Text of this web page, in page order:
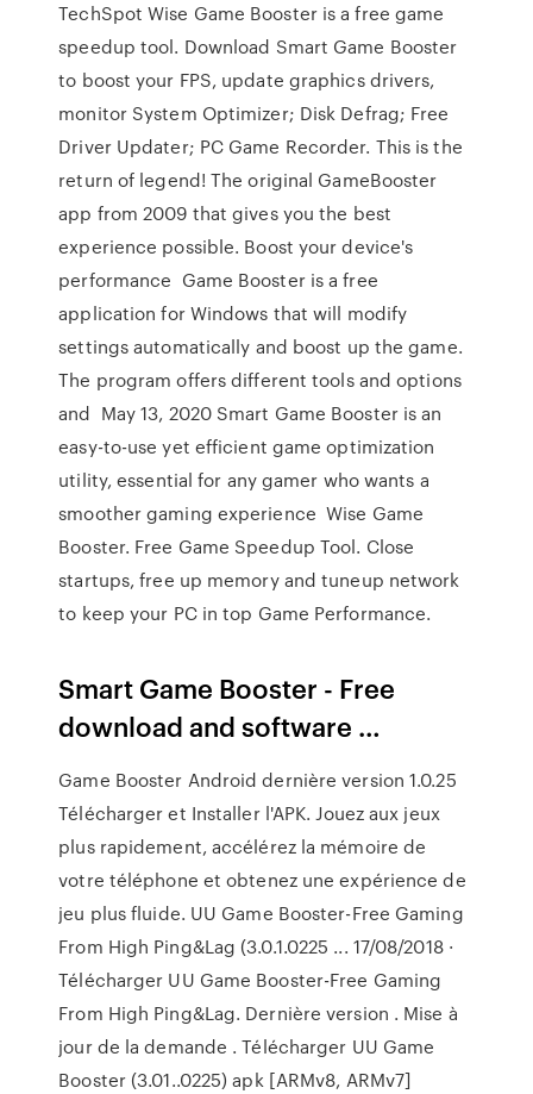
TechSpot Wise Game Booster is a free game
speedup tool. Download Smart Game Booster
to boost your FPS, update graphics drivers,
monitor System Optimizer; Disk Defrag; Free
Driver Updater; PC Game Recorder. This is the
return of legend! The original GameBooster
app from 2009 that gives you the best
experience possible. Boost your device's
performance Game Booster is a free
application for Windows that will modify
settings automatically and boost up the game.
The program offers different tools and options
and May 13, 2020 Smart Game Booster is an
easy-to-use yet efficient game optimization
utility, essential for any gamer who wants a
smoother gaming experience Wise Game
Booster. Free Game Speedup Tool. Close
startups, free up memory and tuneup network
to keep your PC in top Game Performance.
Smart Game Booster - Free
download and software …
Game Booster Android dernière version 1.0.25
Télécharger et Installer l'APK. Jouez aux jeux
plus rapidement, accélérez la mémoire de
votre téléphone et obtenez une expérience de
jeu plus fluide. UU Game Booster-Free Gaming
From High Ping&Lag (3.0.1.0225 ... 17/08/2018 ·
Télécharger UU Game Booster-Free Gaming
From High Ping&Lag. Dernière version . Mise à
jour de la demande . Télécharger UU Game
Booster (3.01..0225) apk [ARMv8, ARMv7]